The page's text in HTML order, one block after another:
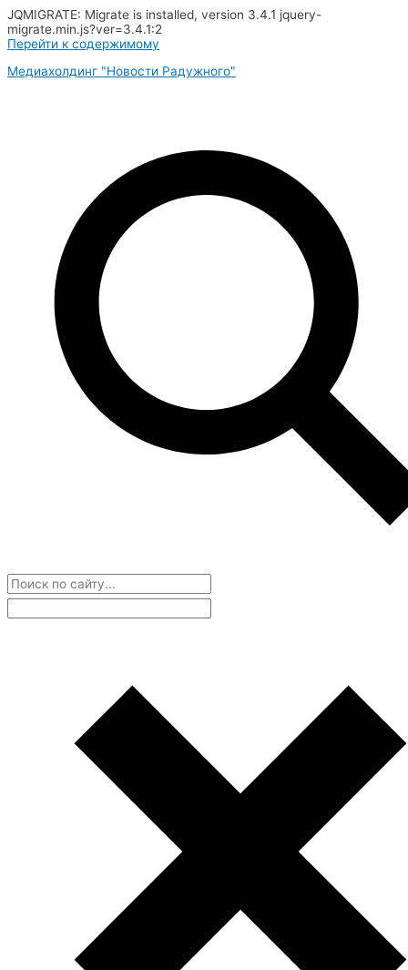
JQMIGRATE: Migrate is installed, version 3.4.1 jquery-
migrate.min.js?ver=3.4.1:2
Перейти к содержимому
Медиахолдинг "Новости Радужного"